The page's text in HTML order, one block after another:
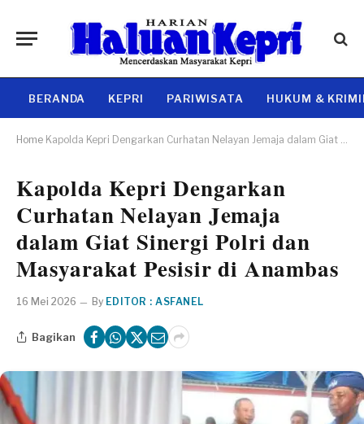
BERANDA KEPRI PARIWISATA HUKUM &
Home Kapolda Kepri Dengarkan Curhatan Nelayan Jemaja dalam Giat Sinergi Polri dan Masyarakat Pesisir di Anambas
Kapolda Kepri Dengarkan
Curhatan Nelayan Jemaja
dalam Giat Sinergi Polri dan
Masyarakat Pesisir di Anambas
16 Mei 2026 By EDITOR : ASFANEL
Bagikan